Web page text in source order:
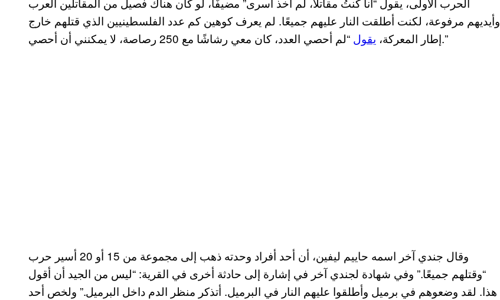
وأيديهم مرفوعة، لكنت أطلقت النار عليهم جميعًا. لم يعرف كوهين كم عدد الفلسطينيين الذي قتلهم خارج
إطار المعركة، يقول “لم أحصي العدد، كان معي رشاشًا مع 250 رصاصة، لا يمكنني أن أحصي.”
وقال جندي آخر اسمه حاييم ليفين، أن أحد أفراد وحدته ذهب إلى مجموعة من 15 أو 20 أسير حرب
“وقتلهم جميعًا.” وفي شهادة لجندي آخر في إشارة إلى حادثة أخرى في القرية: “ليس من الجيد أن أقول
هذا. لقد وضعوهم في برميل وأطلقوا عليهم النار في البرميل. أتذكر منظر الدم داخل البرميل.” ولخص أحد